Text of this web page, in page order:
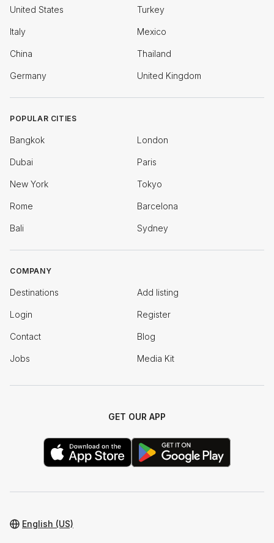
United States Turkey
Italy Mexico
China Thailand
Germany United Kingdom
POPULAR CITIES
Bangkok London
Dubai Paris
New York Tokyo
Rome Barcelona
Bali Sydney
COMPANY
Destinations Add listing
Login Register
Contact Blog
Jobs Media Kit
GET OUR APP
English (US)